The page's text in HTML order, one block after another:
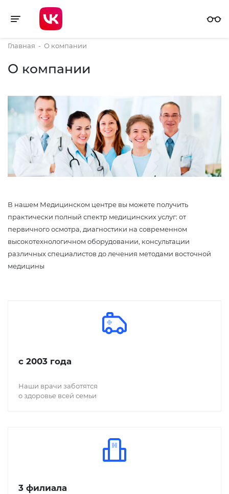
Toggle navigation
Главная - О компании
О компании
В нашем Медицинском центре вы можете получить
практически полный спектр медицинских услуг: от
первичного осмотра, диагностики на современном
высокотехнологичном оборудовании, консультации
различных специалистов до лечения методами восточной
медицины
с 2003 года
Наши врачи заботятся
о здоровье всей семьи
3 филиала